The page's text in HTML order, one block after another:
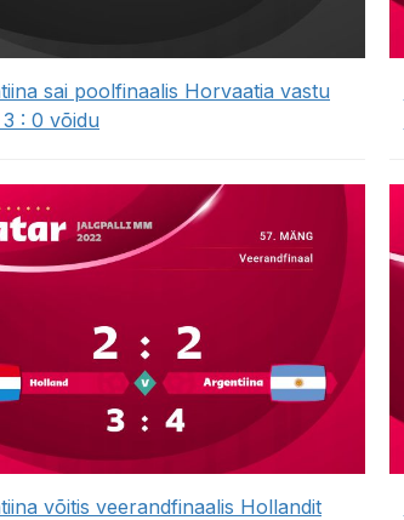
sai poolfinaalis Horvaatia vastu
: 0 võidu
võitis veerandfinaalis Hollandit